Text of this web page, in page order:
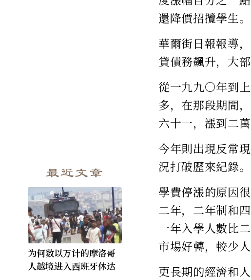
最近文章
为何数以万计的摩洛哥
人越境进入西班牙休达
還降價招攬學生。
華爾街日報報導
貸債務飆升，大
從一九九○年到
多，在那段期間
六十一，漲到二
今年則出現反常
況打破歷來紀錄。
學費停漲的原因
二年，二年制和
一年入學人數比
市場好轉，較少
更長期的經濟和